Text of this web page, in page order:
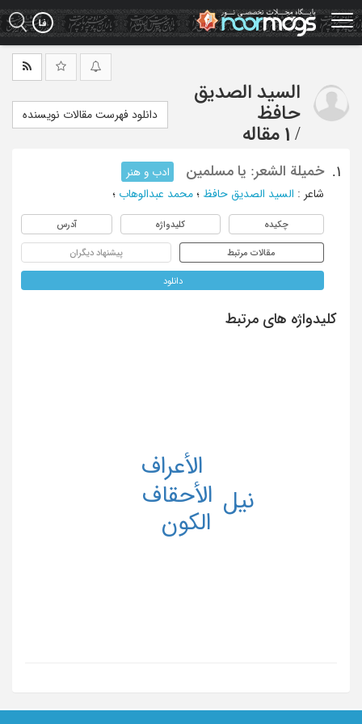
Skip
to
main
السید الصدیق
حافظ
/ 1 مقاله
دانلود فهرست مقالات نویسنده
1. خمیلة الشعر: یا مسلمین
ادب و هنر
شاعر : السید الصدیق حافظ ؛ محمد عبدالوهاب ؛
چکیده کلیدواژه آدرس
مقالات مرتبط پیشنهاد دیگران
دانلود
کلیدواژه های مرتبط
الأحقاف
الأعراف
الکون
نیل